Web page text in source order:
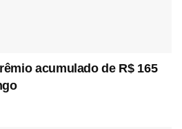
acumulado de R$ 165